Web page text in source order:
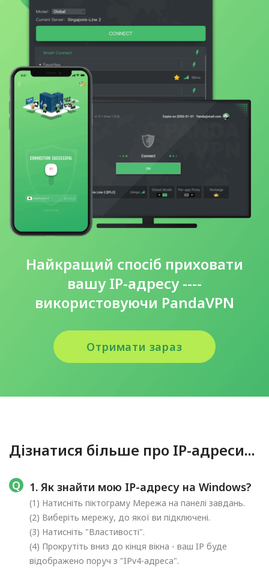
Найкращий спосіб приховати
вашу IP-адресу ----
використовуючи PandaVPN
Отримати зараз
Дізнатися більше про IP-адреси...
1. Як знайти мою IP-адресу на Windows?
(1) Натисніть піктограму Мережа на панелі завдань.
(2) Виберіть мережу, до якої ви підключені.
(3) Натисніть "Властивості".
(4) Прокрутіть вниз до кінця вікна - ваш IP буде
відображено поруч з "IPv4-адреса".